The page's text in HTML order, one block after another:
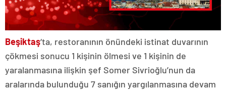
Beşiktaş‘ta, restoranının önündeki istinat duvarının
çökmesi sonucu 1 kişinin ölmesi ve 1 kişinin de
yaralanmasına ilişkin şef Somer Sivrioğlu’nun da
aralarında bulunduğu 7 sanığın yargılanmasına devam